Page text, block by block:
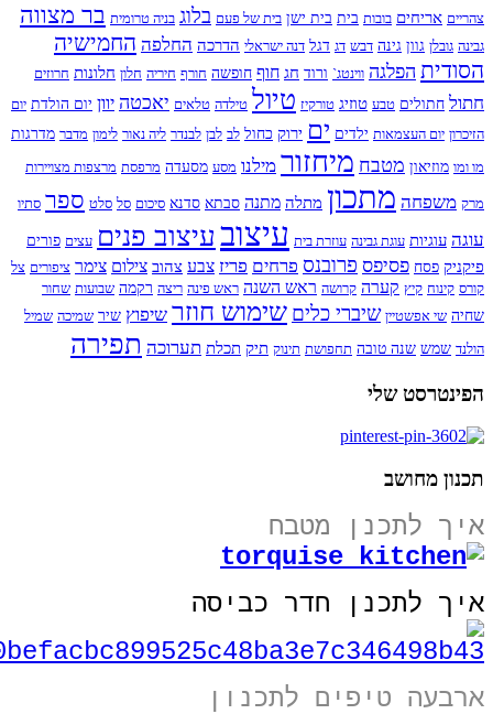
צהריים אריחים בובות בית בית ישן בית של פעם בלוג בניה טרומית בר מצווה
גבינה גובלן גוון גינה דבש דג דגל דנה ישראלי הדרכה החלפה החמישיה
הסודית הפלגה ווינטג` ורוד חג חוף חופשה חורף חיריה חלון חלונות חרוזים
חתול חתולים טבע טוזיג טורקיז טיול טילדה טלאים יאכטה יוון יום הולדת יום
הזיכרון יום העצמאות ילדים ים ירוק כחול לב לבן לבנדר ליה נאור לימון מדבר מדרגות
מו ומו מוזיאון מטבח מיחזור מילנו מסע מסעדה מרפסת מרצפות מצויירות
מרק משפחה מתכון מתלה מתנה סבתא סדנא סיכום סל סלט ספר סתיו
עוגה עוגיות עוגת גבינה עוזרת בית עיצובעיצוב פנים עצים פורים
פיקניק פסח פסיפס פרובנס פרחים פריז צבע צהוב צילום צימר ציפורים צל
קורס קינוח קיץ קערה קרושה ראש השנה ראש פינה ריצה רקמה שבועות שחור
שחיה שי אפשטיין שיברי כליםשימוש חוזר שיפוץ שיר שמיכה שמיל
הולנד שמש שנה טובה תחפושת תינוק תיק תכלת תערוכה תפירה
הפינטרסט שלי
תכנון מחושב
איך לתכנן מטבח
איך לתכנן חדר כביסה
ארבעה טיפים לתכנון